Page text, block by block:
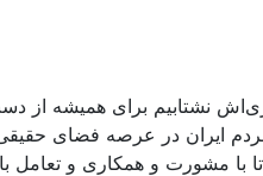
نشتابیم برای همیشه از
ایران در عرصه فضای
با مشورت و همکاری و تعامل